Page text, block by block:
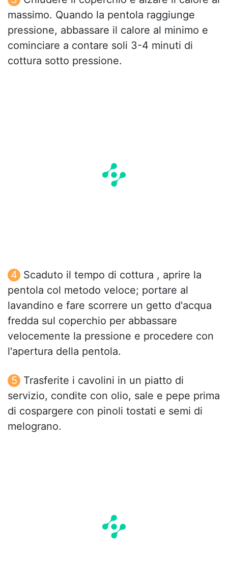
massimo. Quando la pentola raggiunge
pressione, abbassare il calore al minimo e
cominciare a contare soli 3-4 minuti di
cottura sotto pressione.
Scaduto il tempo di cottura , aprire la
pentola col metodo veloce; portare al
lavandino e fare scorrere un getto d'acqua
fredda sul coperchio per abbassare
velocemente la pressione e procedere con
l'apertura della pentola.
Trasferite i cavolini in un piatto di
servizio, condite con olio, sale e pepe prima
di cospargere con pinoli tostati e semi di
melograno.